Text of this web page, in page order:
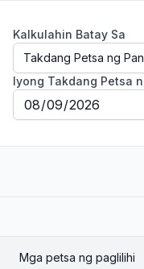
Kalkulahin Batay Sa
Iyong Takdang Petsa
Mga petsa ng paglilihi